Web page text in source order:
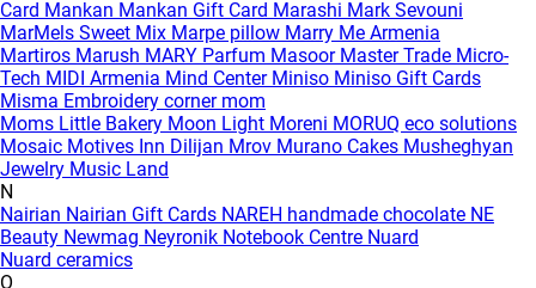
Card Mankan Mankan Gift Card Marashi Mark Sevouni
MarMels Sweet Mix Marpe pillow Marry Me Armenia
Martiros Marush MARY Parfum Masoor Master Trade Micro-
Tech MIDI Armenia Mind Center Miniso Miniso Gift Cards
Misma Embroidery corner mom
Moms Little Bakery Moon Light Moreni MORUQ eco solutions
Mosaic Motives Inn Dilijan Mrov Murano Cakes Musheghyan
Jewelry Music Land
N
Nairian Nairian Gift Cards NAREH handmade chocolate NE
Beauty Newmag Neyronik Notebook Centre Nuard
Nuard ceramics
O